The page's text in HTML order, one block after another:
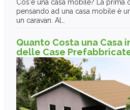
Cos'è una casa mobile? La prima
pensando ad una casa mobile è
un caravan. Al…
Quanto Costa una Casa
delle Case